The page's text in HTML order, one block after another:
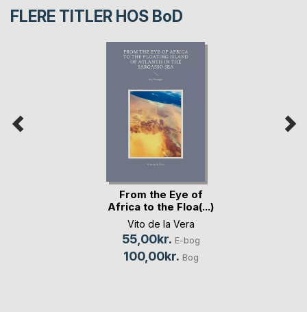
FLERE TITLER HOS BoD
From the Eye of
Africa to the Floa(...)
Vito de la Vera
55,00kr. E-bog
100,00kr. Bog